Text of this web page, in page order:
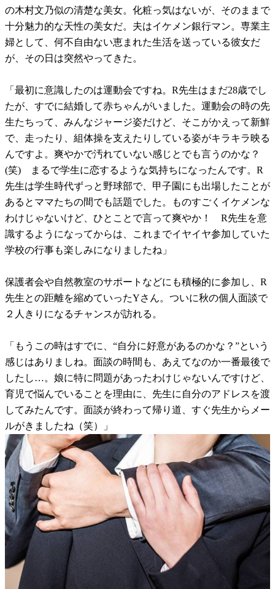
の木村文乃似の清楚な美女。化粧っ気はないが、そのままで
十分魅力的な天性の美女だ。夫はイケメン銀行マン。専業主
婦として、何不自由ない恵まれた生活を送っている彼女だ
が、その日は突然やってきた。
「最初に意識したのは運動会ですね。R先生はまだ28歳でし
たが、すでに結婚して赤ちゃんがいました。運動会の時の先
生たちって、みんなジャージ姿だけど、そこがかえって新鮮
で、走ったり、組体操を支えたりしている姿がキラキラ映る
んですよ。爽やかで汚れていない感じとでも言うのかな？
(笑) まるで学生に恋するような気持ちになったんです。R
先生は学生時代ずっと野球部で、甲子園にも出場したことが
あるとママたちの間でも話題でした。ものすごくイケメンな
わけじゃないけど、ひとことで言って爽やか！ R先生を意
識するようになってからは、これまでイヤイヤ参加していた
学校の行事も楽しみになりましたね」
保護者会や自然教室のサポートなどにも積極的に参加し、R
先生との距離を縮めていったYさん。ついに秋の個人面談で
２人きりになるチャンスが訪れる。
「もうこの時はすでに、“自分に好意があるのかな？”という
感じはありましね。面談の時間も、あえてなのか一番最後で
したし…。娘に特に問題があったわけじゃないんですけど、
育児で悩んでいることを理由に、先生に自分のアドレスを渡
してみたんです。面談が終わって帰り道、すぐ先生からメー
ルがきましたね（笑）」